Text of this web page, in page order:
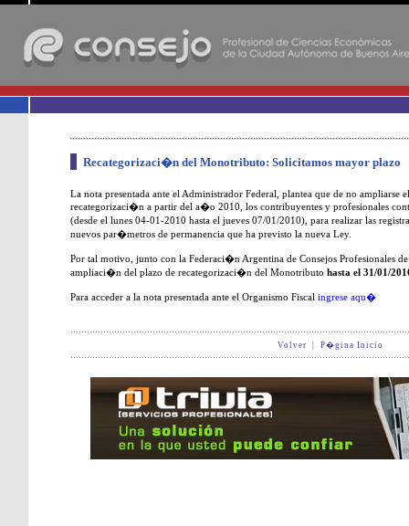
Recategorizaci�n del Monotributo: Solicitamos mayor plazo
La nota presentada ante el Administrador Federal, plantea que de no ampliarse
recategorizaci�n a partir del a�o 2010, los contribuyentes y profesionales
(desde el lunes 04-01-2010 hasta el jueves 07/01/2010), para realizar las
nuevos par�metros de permanencia que ha previsto la nueva Ley.
Por tal motivo, junto con la Federaci�n Argentina de Consejos Profesionales
ampliaci�n del plazo de recategorizaci�n del Monotributo hasta el 31/01/
Para acceder a la nota presentada ante el Organismo Fiscal ingrese aqu�
Volver P�gina Inicio